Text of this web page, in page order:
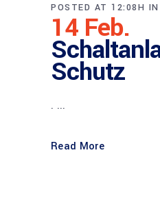
14 Feb.
Schutz
POSTED AT 12:08H IN
. ...
Read More